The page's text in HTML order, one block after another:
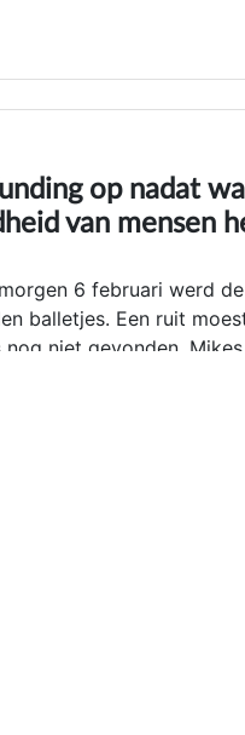
op nadat
van mensen
6 februari werd
balletjes. Een ruit
niet gevonden.